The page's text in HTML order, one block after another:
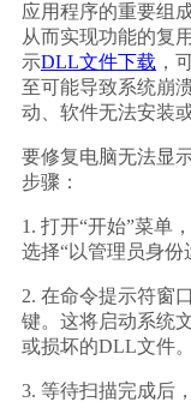
应用程序的重要组
从而实现功能的复
示DLL文件下载 ，
至可能导致系统崩
动、软件无法安装
要修复电脑无法显
步骤：
1. 打开“开始”菜单
选择“以管理员身份
2. 在命令提示符窗
键。这将启动系统
或损坏的DLL文件。
3. 等待扫描完成后